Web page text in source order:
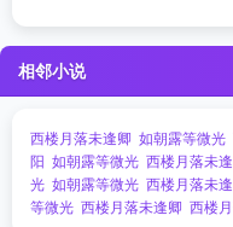
相邻小说
西楼月落未逢卿 如朝露等微光
阳 如朝露等微光 西楼月落未
光 如朝露等微光 西楼月落未
等微光 西楼月落未逢卿 西楼